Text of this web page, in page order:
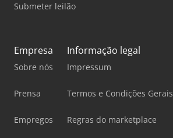
Submeter leilão
Empresa
Sobre nós
Prensa
Empregos
Informação legal
Impressum
Termos e Condições Gerais
Regras do marketplace